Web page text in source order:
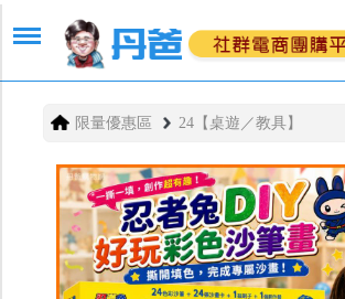
限量優惠區 24【桌遊／教具】